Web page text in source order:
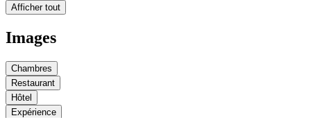
Afficher tout
Images
Chambres
Restaurant
Hôtel
Expérience